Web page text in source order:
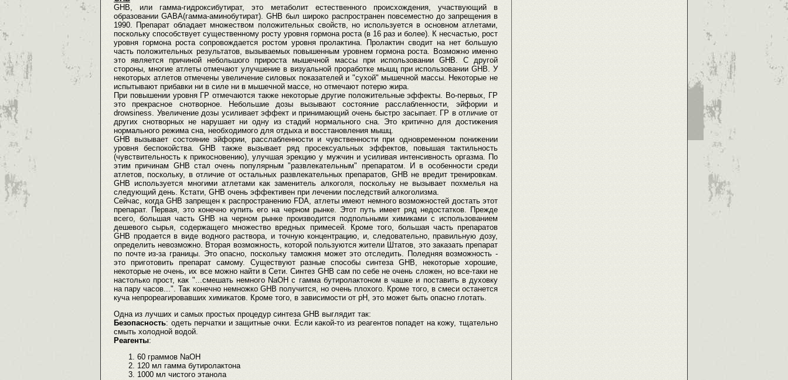
GHB, или гамма-гидроксибутират, это метаболит естественного происхождения, участвующий в
образовании GABA(гамма-аминобутират). GHB был широко распространен повсеместно до запрещения в
1990. Препарат обладает множеством положительных свойств, но используется в основном атлетами,
поскольку способствует существенному росту уровня гормона роста (в 16 раз и более). К несчастью, рост
уровня гормона роста сопровождается ростом уровня пролактина. Пролактин сводит на нет большую
часть положительных результатов, вызываемых повышенным уровнем гормона роста. Возможно именно
это является причиной небольшого прироста мышечной массы при использовании GHB. С другой
стороны, многие атлеты отмечают улучшение в визуальной проработке мышц при использовании GHB. У
некоторых атлетов отмечены увеличение силовых показателей и "сухой" мышечной массы. Некоторые не
испытывают прибавки ни в силе ни в мышечной массе, но отмечают потерю жира.
При повышении уровня ГР отмечаются также некоторые другие положительные эффекты. Во-первых, ГР
это прекрасное снотворное. Небольшие дозы вызывают состояние расслабленности, эйфории и
drowsiness. Увеличение дозы усиливает эффект и принимающий очень быстро засыпает. ГР в отличие от
других снотворных не нарушает ни одну из стадий нормального сна. Это критично для достижения
нормального режима сна, необходимого для отдыха и восстановления мышц.
GHB вызывает состояние эйфории, расслабленности и чувственности при одновременном понижении
уровня беспокойства. GHB также вызывает ряд просексуальных эффектов, повышая тактильность
(чувствительность к прикосновению), улучшая эрекцию у мужчин и усиливая интенсивность оргазма. По
этим причинам GHB стал очень популярным "развлекательным" препаратом. И в особенности среди
атлетов, поскольку, в отличие от остальных развлекательных препаратов, GHB не вредит тренировкам.
GHB используется многими атлетами как заменитель алкоголя, поскольку не вызывает похмелья на
следующий день. Кстати, GHB очень эффективен при лечении последствий алкоголизма.
Сейчас, когда GHB запрещен к распространению FDA, атлеты имеют немного возможностей достать этот
препарат. Первая, это конечно купить его на черном рынке. Этот путь имеет ряд недостатков. Прежде
всего, большая часть GHB на черном рынке производится подпольными химиками с использованием
дешевого сырья, содержащего множество вредных примесей. Кроме того, большая часть препаратов
GHB продается в виде водного раствора, и точную концентрацию, и, следовательно, правильную дозу,
определить невозможно. Вторая возможность, которой пользуются жители Штатов, это заказать препарат
по почте из-за границы. Это опасно, поскольку таможня может это отследить. Поледняя возможность -
это приготовить препарат самому. Существуют разные способы синтеза GHB, некоторые хорошие,
некоторые не очень, их все можно найти в Сети. Синтез GHB сам по себе не очень сложен, но все-таки не
настолько прост, как "...смешать немного NaOH с гамма бутиролактоном в чашке и поставить в духовку
на пару часов...". Так конечно немножко GHB получится, но очень плохого. Кроме того, в смеси останется
куча непрореагировавших химикатов. Кроме того, в зависимости от рН, это может быть опасно глотать.
Одна из лучших и самых простых процедур синтеза GHB выглядит так:
Безопасность: одеть перчатки и защитные очки. Если какой-то из реагентов попадет на кожу, тщательно
смыть холодной водой.
Реагенты:
60 граммов NaOH
120 мл гамма бутиролактона
1000 мл чистого этанола